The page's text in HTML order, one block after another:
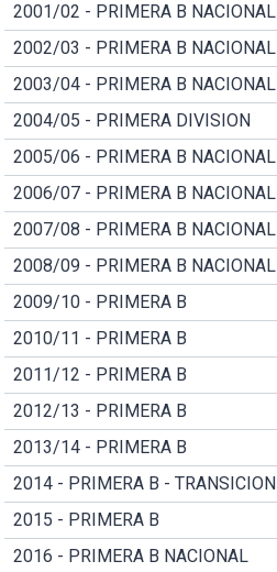
2001/02 - PRIMERA B NACIONAL
2002/03 - PRIMERA B NACIONAL
2003/04 - PRIMERA B NACIONAL
2004/05 - PRIMERA DIVISION
2005/06 - PRIMERA B NACIONAL
2006/07 - PRIMERA B NACIONAL
2007/08 - PRIMERA B NACIONAL
2008/09 - PRIMERA B NACIONAL
2009/10 - PRIMERA B
2010/11 - PRIMERA B
2011/12 - PRIMERA B
2012/13 - PRIMERA B
2013/14 - PRIMERA B
2014 - PRIMERA B - TRANSICION
2015 - PRIMERA B
2016 - PRIMERA B NACIONAL